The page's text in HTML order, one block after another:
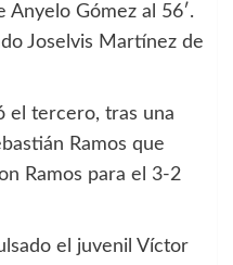
Gómez al 56′.
Joselvis Martínez de
el tercero, tras una
Ramos que
Ramos para el 3-2
el juvenil Víctor